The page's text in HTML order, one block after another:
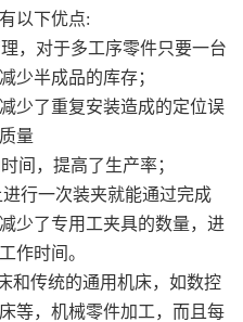
以下优点:
，对于多工序零件只要一台
少半成品的库存；
少了重复安装造成的定位误
量
间，提高了生产率；
行一次装夹就能通过完成
少了专用工夹具的数量，进
作时间。
和传统的通用机床，如数控
等，机械零件加工，而且每